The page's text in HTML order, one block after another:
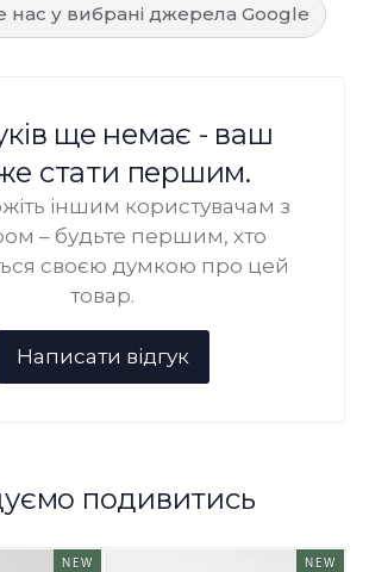
нас у вибрані джерела Google
ще немає - ваш
стати першим.
іншим користувачам з
– будьте першим, хто
своєю думкою про цей
товар.
подивитись
NEW NEW